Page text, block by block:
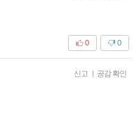
0
0
신고 | 공감 확인